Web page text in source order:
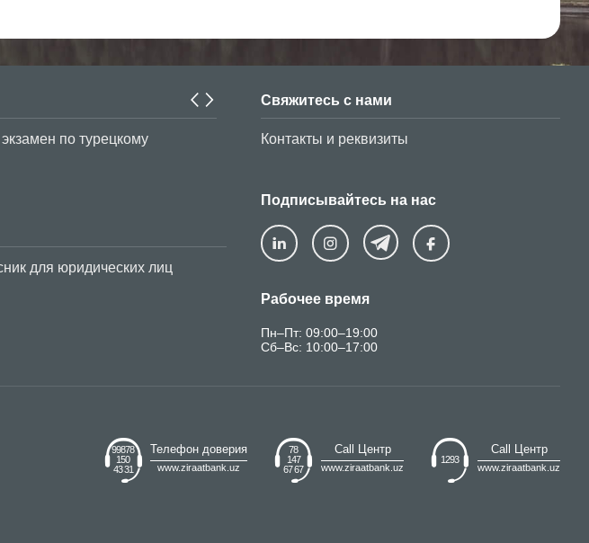
по турецкому
В период до 30 марта текущего года студенты из
для юридических лиц
Свяжитесь с нами
Контакты и реквизиты
Подписывайтесь на нас
Рабочее время
Пн–Пт: 09:00–19:00
Сб–Вс: 10:00–17:00
99878
150
43 31
Телефон доверия
www.ziraatbank.uz
78
147
67 67
Call Центр
www.ziraatbank.uz
1293
Call Центр
www.ziraatbank.uz